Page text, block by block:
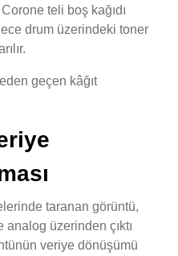
teli boş kağıdı
drum üzerindeki toner
geçen kâğıt
taranan görüntü,
üzerinden çıktı
veriye dönüşümü